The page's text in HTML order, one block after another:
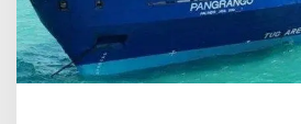
E
L
N